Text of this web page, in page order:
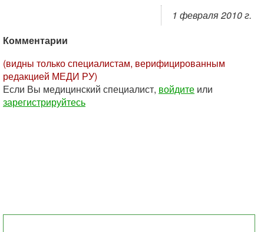
1 февраля 2010 г.
Комментарии
(видны только специалистам, верифицированным
редакцией МЕДИ РУ)
Если Вы медицинский специалист, войдите или
зарегистрируйтесь